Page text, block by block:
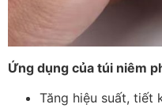
Ứng dụng của túi niêm
Tăng hiệu suất, tiết